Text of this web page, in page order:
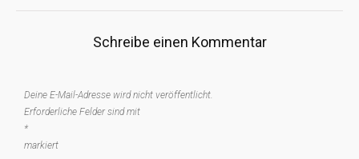
Schreibe einen Kommentar
Deine E-Mail-Adresse wird nicht veröffentlicht.
Erforderliche Felder sind mit
*
markiert